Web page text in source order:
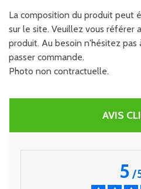
La composition du produit peut
sur le site. Veuillez vous référer
produit. Au besoin n'hésitez
passer commande.
Photo non contractuelle.
AVIS
5/